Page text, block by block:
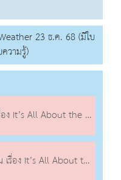
23 ธ.ค. 68 (มีใบ
วามรู้)
All About the Weather
All About the Weather